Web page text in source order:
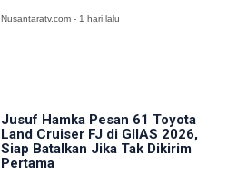
Nusantaratv.com - 1 hari lalu
Jusuf Hamka Pesan 61 Toyota
Land Cruiser FJ di GIIAS 2026,
Siap Batalkan Jika Tak Dikirim
Pertama